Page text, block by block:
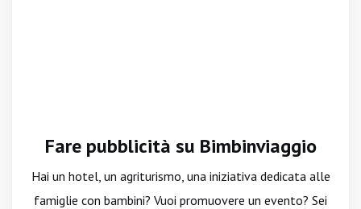
Fare pubblicità su Bimbinviaggio
Hai un hotel, un agriturismo, una iniziativa dedicata alle
famiglie con bambini? Vuoi promuovere un evento? Sei